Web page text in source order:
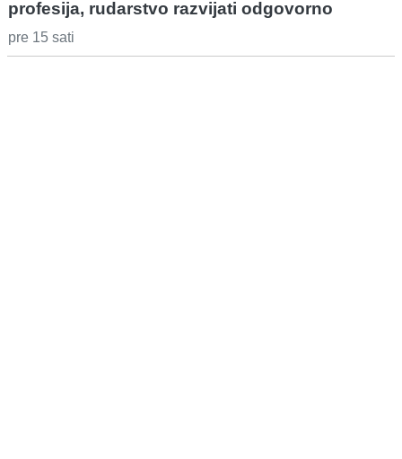
profesija, rudarstvo razvijati odgovorno
pre 15 sati